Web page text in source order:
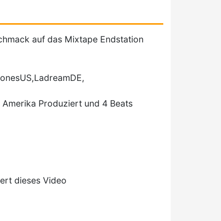
auf das Mixtape Endstation
Produziert und 4 Beats
dieses Video